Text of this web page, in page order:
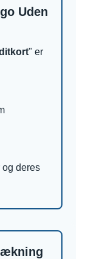
Uden
" er
og deres